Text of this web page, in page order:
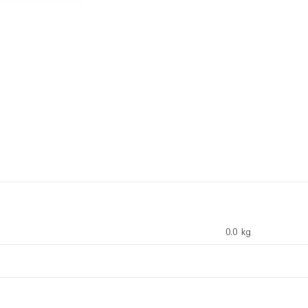
0.0 kg